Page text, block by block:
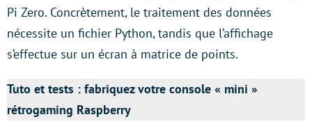
Pi Zero. Concrètement, le traitement des données
nécessite un fichier Python, tandis que l’affichage
s’effectue sur un écran à matrice de points.
Tuto et tests : fabriquez votre console « mini »
rétrogaming Raspberry